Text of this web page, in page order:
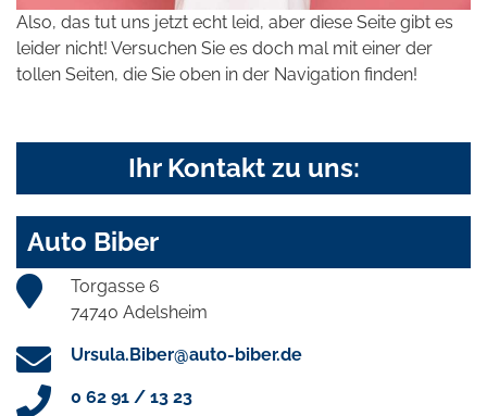
Also, das tut uns jetzt echt leid, aber diese Seite gibt es
leider nicht! Versuchen Sie es doch mal mit einer der
tollen Seiten, die Sie oben in der Navigation finden!
Ihr Kontakt zu uns:
Auto Biber
Torgasse 6
74740 Adelsheim
Ursula.Biber@auto-biber.de
0 62 91 / 13 23